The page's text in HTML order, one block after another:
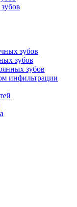
зубов
зубов
зубов
инфильтрации